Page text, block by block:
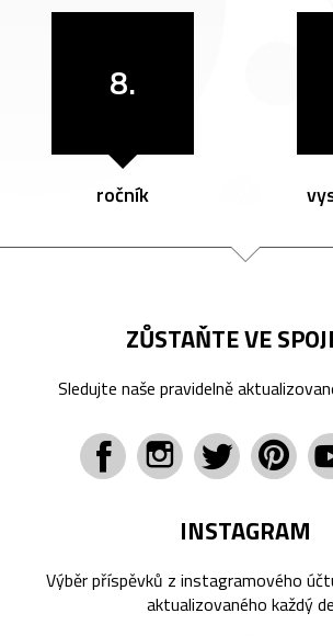
8.
ročník
ZŮSTAŇTE VE
Sledujte naše pravidelně
INSTAGRAM
Výběr příspěvků z instagramového
aktualizovaného každý